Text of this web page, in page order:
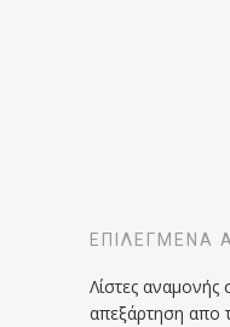
ΕΠΙΛΕΓΜΈΝΑ
Λίστες αναμονής
απεξάρτηση απο